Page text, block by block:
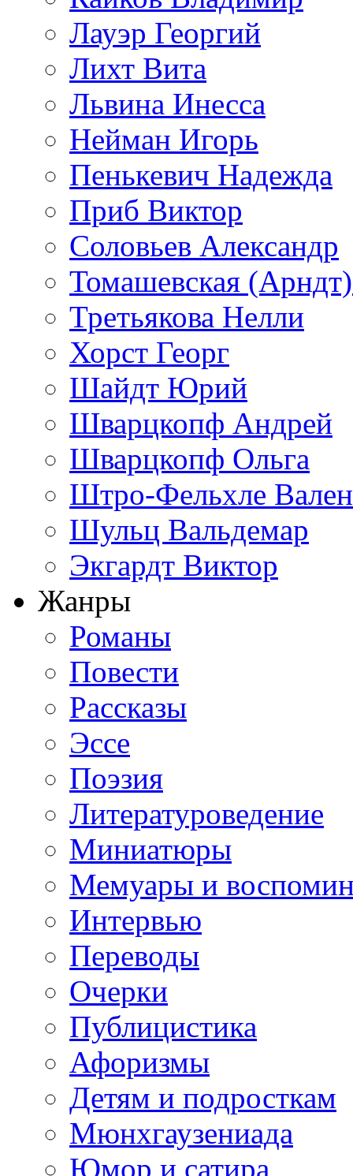
Лауэр Георгий
Лихт Вита
Львина Инесса
Нейман Игорь
Пенькевич Надежда
Приб Виктор
Соловьев Александр
Томашевская
Третьякова Нелли
Хорст Георг
Шайдт Юрий
Шварцкопф Андрей
Шварцкопф Ольга
Штро-Фельхле
Шульц Вальдемар
Экгардт Виктор
Жанры
Романы
Повести
Рассказы
Эссе
Поэзия
Литературоведение
Миниатюры
Мемуары и
Интервью
Переводы
Очерки
Публицистика
Афоризмы
Детям и подросткам
Мюнхгаузениада
Юмор и сатира